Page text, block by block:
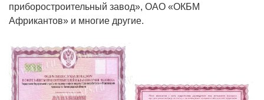
приборостроительный завод», ОАО «ОКБМ
Африкантов» и многие другие.